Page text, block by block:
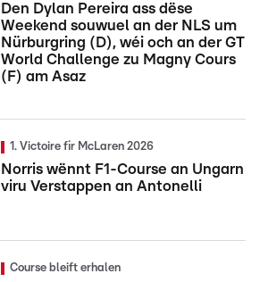
Den Dylan Pereira ass dëse
Weekend souwuel an der NLS um
Nürburgring (D), wéi och an der GT
World Challenge zu Magny Cours
(F) am Asaz
1. Victoire fir McLaren 2026
Norris wënnt F1-Course an Ungarn
viru Verstappen an Antonelli
Course bleift erhalen